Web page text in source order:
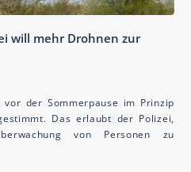
will mehr Drohnen zur
der Sommerpause im Prinzip
Das erlaubt der Polizei,
von Personen zu